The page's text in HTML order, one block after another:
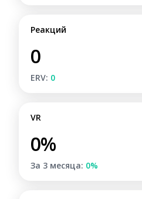
Реакций
0
ERV: 0
VR
0%
За 3 месяца: 0%